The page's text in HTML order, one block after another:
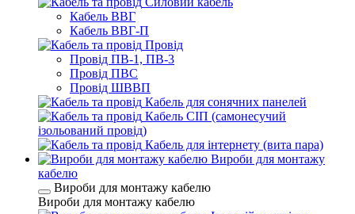
Кабель ВВГ
Кабель ВВГ-П
Провід
Провід ПВ-1, ПВ-3
Провід ПВС
Провід ШВВП
Кабель для сонячних панелей
Кабель СІП (самонесучий
ізольований провід)
Кабель для інтернету (вита пара)
Вироби для монтажу
кабелю
Вироби для монтажу кабелю
Вироби для монтажу кабелю